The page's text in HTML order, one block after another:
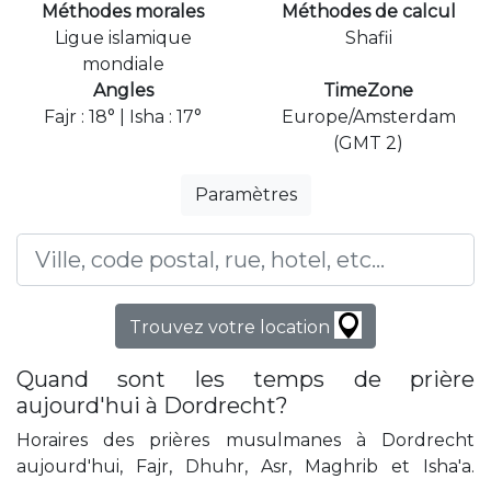
Méthodes morales
Ligue islamique
mondiale
Méthodes de calcul
Shafii
Angles
Fajr : 18° | Isha : 17°
TimeZone
Europe/Amsterdam
(GMT 2)
Paramètres
Trouvez votre location
Quand sont les temps de prière
aujourd'hui à Dordrecht?
Horaires des prières musulmanes à Dordrecht
aujourd'hui, Fajr, Dhuhr, Asr, Maghrib et Isha'a.